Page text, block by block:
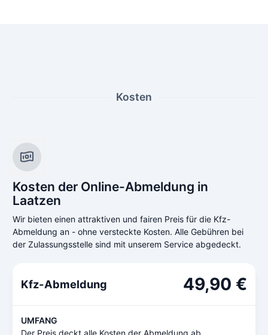
Kosten
Kosten der Online-Abmeldung in
Laatzen
Wir bieten einen attraktiven und fairen Preis für die Kfz-
Abmeldung an - ohne versteckte Kosten. Alle Gebühren bei
der Zulassungsstelle sind mit unserem Service abgedeckt.
Kfz-Abmeldung 49,90 €
UMFANG